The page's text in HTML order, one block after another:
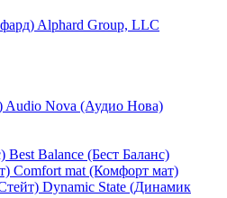
Alphard Group, LLC
Audio Nova (Аудио Нова)
Best Balance (Бест Баланс)
Comfort mat (Комфорт мат)
Dynamic State (Динамик